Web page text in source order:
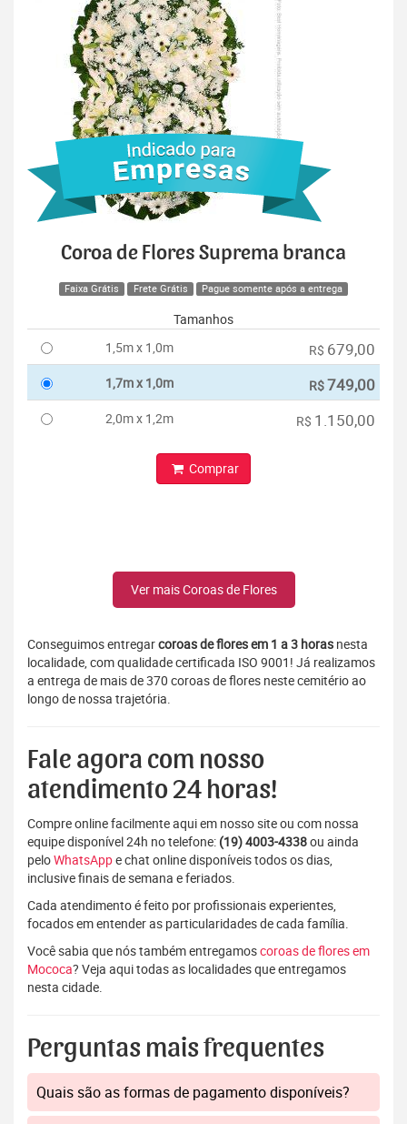
Coroa de Flores Suprema branca
Faixa Grátis Frete Grátis Pague somente após a entrega
Tamanhos
1,5m x 1,0m
R$ 679,00
1,7m x 1,0m R$749,00
2,0m x 1,2m R$ 1.150,00
Comprar
Ver mais Coroas de Flores
Conseguimos entregarcoroas de flores em 1 a 3 horas nesta
localidade, com qualidade certificada ISO 9001! Já realizamos
a entrega de mais de 370 coroas de flores neste cemitério ao
longo de nossa trajetória.
Fale agora com nosso
atendimento 24 horas!
Compre online facilmente aqui em nosso site ou com nossa
equipe disponível 24h no telefone: (19) 4003-4338ou ainda
peloWhatsAppe chat online disponíveis todos os dias,
inclusive finais de semana e feriados.
Cada atendimento é feito por profissionais experientes,
focados em entender as particularidades de cada família.
Você sabia que nós também entregamoscoroas de flores em
Mococa? Veja aqui todas as localidades que entregamos
nesta cidade.
Perguntas mais frequentes
Quais são as formas de pagamento disponíveis?